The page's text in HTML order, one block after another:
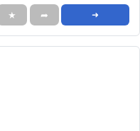
★ ➦ ➜